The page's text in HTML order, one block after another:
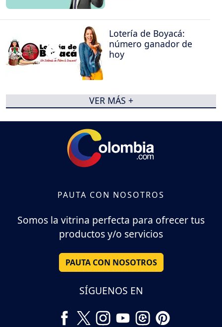
Lotería de Boyacá:
número ganador de
hoy
VER MÁS +
PAUTA CON NOSOTROS
Somos la vitrina perfecta para ofrecer tus
productos y/o servicios
PAUTA CON NOSOTROS
SÍGUENOS EN